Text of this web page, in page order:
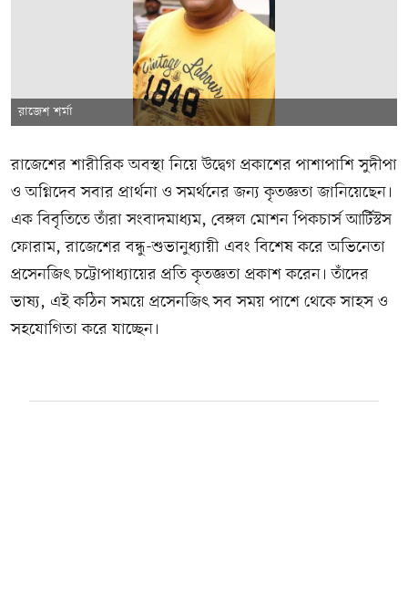
রাজেশ শর্মা
রাজেশের শারীরিক অবস্থা নিয়ে উদ্বেগ প্রকাশের পাশাপাশি সুদীপা
ও অগ্নিদেব সবার প্রার্থনা ও সমর্থনের জন্য কৃতজ্ঞতা জানিয়েছেন।
এক বিবৃতিতে তাঁরা সংবাদমাধ্যম, বেঙ্গল মোশন পিকচার্স আর্টিস্টস
ফোরাম, রাজেশের বন্ধু-শুভানুধ্যায়ী এবং বিশেষ করে অভিনেতা
প্রসেনজিৎ চট্টোপাধ্যায়ের প্রতি কৃতজ্ঞতা প্রকাশ করেন। তাঁদের
ভাষ্য, এই কঠিন সময়ে প্রসেনজিৎ সব সময় পাশে থেকে সাহস ও
সহযোগিতা করে যাচ্ছেন।